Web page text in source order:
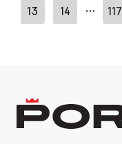
13 14 … 117